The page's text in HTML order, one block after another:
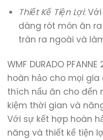
Thiết Kế Tiện Lợi:
dàng rót món ăn
tràn ra ngoài và
WMF DURADO
hoàn hảo cho mọi
thích nấu ăn cho đến
kiệm thời gian và
Với sự kết hợp hoàn
năng và thiết kế tiện